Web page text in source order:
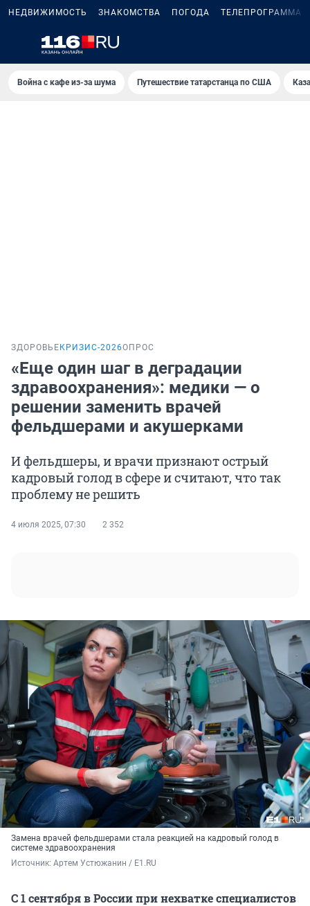
НЕДВИЖИМОСТЬ ЗНАКОМСТВА ПОГОДА ТЕЛЕПРОГРАММА
Война с кафе из-за шума Путешествие татарстанца по США
ЗДОРОВЬЕ КРИЗИС-2026ОПРОС
«Eще один шаг в деградации
здравоохранения»: медики — о
решении заменить врачей
фельдшерами и акушерками
И фельдшеры, и врачи признают острый
кадровый голод в сфере и считают, что так
проблему не решить
4 июля 2025, 07:30 2 352
Замена врачей фельдшерами стала реакцией на кадровый голод в
системе здравоохранения
Источник: Артем Устюжанин / E1.RU
С 1 сентября в России при нехватке специалистов